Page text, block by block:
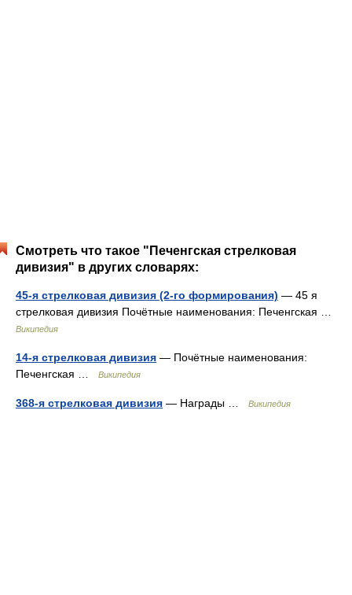
Смотреть что такое "Печенгская стрелковая
дивизия" в других словарях:
45-я стрелковая дивизия (2-го формирования) — 45 я
стрелковая дивизия Почётные наименования: Печенгская …
Википедия
14-я стрелковая дивизия — Почётные наименования:
Печенгская …
Википедия
368-я стрелковая дивизия — Награды … Википедия